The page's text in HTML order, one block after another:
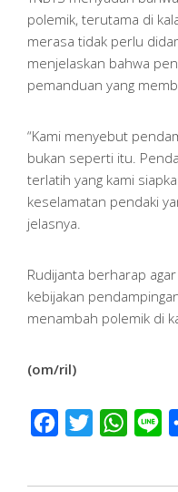
polemik, terutama di
merasa tidak perlu
menjelaskan bahwa
pemanduan yang
“Kami menyebut
bukan seperti itu.
terlatih yang kami
keselamatan pendaki
jelasnya.
Rudijanta berharap
kebijakan
menambah polemik di
(om/ril)
Facebook
Twitter